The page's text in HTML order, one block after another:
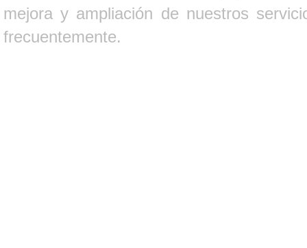
mejora y ampliación de nuestros
frecuentemente.